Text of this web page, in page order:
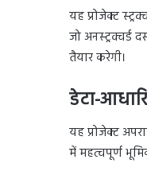
यह प्रोजेक्ट
जो
तैयार करेगी।
डेटा-
यह प्रोजेक्ट
में महत्वपूर्ण